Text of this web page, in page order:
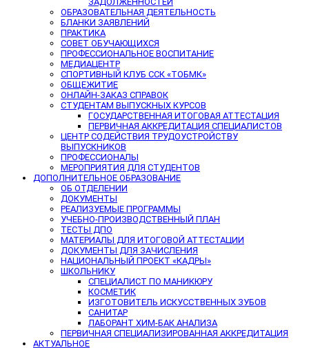
ОБРАЗОВАТЕЛЬНАЯ ДЕЯТЕЛЬНОСТЬ
БЛАНКИ ЗАЯВЛЕНИЙ
ПРАКТИКА
СОВЕТ ОБУЧАЮЩИХСЯ
ПРОФЕССИОНАЛЬНОЕ ВОСПИТАНИЕ
МЕДИАЦЕНТР
СПОРТИВНЫЙ КЛУБ ССК «ТОБМК»
ОБЩЕЖИТИЕ
ОНЛАЙН-ЗАКАЗ СПРАВОК
СТУДЕНТАМ ВЫПУСКНЫХ КУРСОВ
ГОСУДАРСТВЕННАЯ ИТОГОВАЯ АТТЕСТАЦИЯ
ПЕРВИЧНАЯ АККРЕДИТАЦИЯ СПЕЦИАЛИСТОВ
ЦЕНТР СОДЕЙСТВИЯ ТРУДОУСТРОЙСТВУ
ВЫПУСКНИКОВ
ПРОФЕССИОНАЛЫ
МЕРОПРИЯТИЯ ДЛЯ СТУДЕНТОВ
ДОПОЛНИТЕЛЬНОЕ ОБРАЗОВАНИЕ
ОБ ОТДЕЛЕНИИ
ДОКУМЕНТЫ
РЕАЛИЗУЕМЫЕ ПРОГРАММЫ
УЧЕБНО-ПРОИЗВОДСТВЕННЫЙ ПЛАН
ТЕСТЫ ДПО
МАТЕРИАЛЫ ДЛЯ ИТОГОВОЙ АТТЕСТАЦИИ
ДОКУМЕНТЫ ДЛЯ ЗАЧИСЛЕНИЯ
НАЦИОНАЛЬНЫЙ ПРОЕКТ «КАДРЫ»
ШКОЛЬНИКУ
СПЕЦИАЛИСТ ПО МАНИКЮРУ
КОСМЕТИК
ИЗГОТОВИТЕЛЬ ИСКУССТВЕННЫХ ЗУБОВ
САНИТАР
ЛАБОРАНТ ХИМ-БАК АНАЛИЗА
ПЕРВИЧНАЯ СПЕЦИАЛИЗИРОВАННАЯ АККРЕДИТАЦИЯ
АКТУАЛЬНОЕ